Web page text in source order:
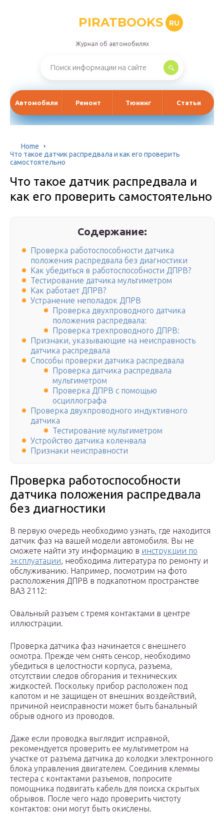
PIRATBOOKS RU
Журнал об автомобилях
Автомобили Ремонт Тюнинг Статьи
Home
Что такое датчик распредвала и как его проверить
самостоятельно
Что такое датчик распредвала и
как его проверить самостоятельно
Содержание:
Проверка работоспособности датчика
положения распредвала без диагностики
Как убедиться в работоспособности ДПРВ?
Тестирование датчика мультиметром
Как работает ДПРВ?
Устранение неполадок ДПРВ
Проверка двухпроводного датчика
положения распредвала:
Проверка трехпроводного ДПРВ:
Признаки, указывающие на неисправность
датчика распредвала
Способы проверки датчика распредвала
Проверка датчика распредвала
мультиметром
Проверка ДПРВ с помощью
осциллографа
Проверка двухпроводного индуктивного
датчика
Тестирование мультиметром
Устройство датчика коленвала
Признаки неисправности
Проверка работоспособности
датчика положения распредвала
без диагностики
В первую очередь необходимо узнать, где находится
датчик фаз на вашей модели автомобиля. Вы не
сможете найти эту информацию в инструкции по
эксплуатации, необходима литература по ремонту и
обслуживанию. Например, посмотрим на фото
расположения ДПРВ в подкапотном пространстве
ВАЗ 2112:
Овальный разъем с тремя контактами в центре
иллюстрации.
Проверка датчика фаз начинается с внешнего
осмотра. Прежде чем снять сенсор, необходимо
убедиться в целостности корпуса, разъема,
отсутствии следов обгорания и технических
жидкостей. Поскольку прибор расположен под
капотом и не защищен от внешних воздействий,
причиной неисправности может быть банальный
обрыв одного из проводов.
Даже если проводка выглядит исправной,
рекомендуется проверить ее мультиметром на
участке от разъема датчика до колодки электронного
блока управления двигателем. Соединив клеммы
тестера с контактами разъемов, попросите
помощника подвигать кабель для поиска скрытых
обрывов. После чего надо проверить чистоту
контактов: они могут быть окислены.